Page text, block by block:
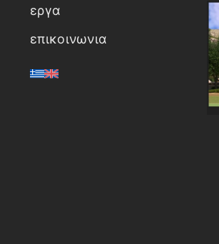
εργα
επικοινωνια